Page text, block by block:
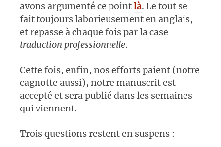
avons argumenté ce pointlà. Le tout se
fait toujours laborieusement en anglais,
et repasse à chaque fois par la case
traduction professionnelle.
Cette fois, enfin, nos efforts paient (notre
cagnotte aussi), notre manuscrit est
accepté et sera publié dans les semaines
qui viennent.
Trois questions restent en suspens :